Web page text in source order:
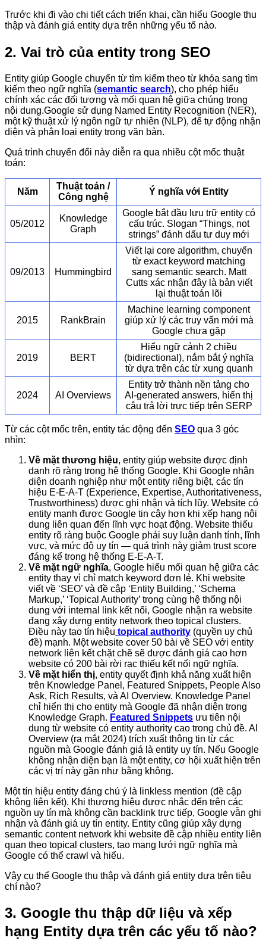
Trước khi đi vào chi tiết cách triển khai, cần hiểu Google thu
thập và đánh giá entity dựa trên những yếu tố nào.
2. Vai trò của entity trong SEO
Entity giúp Google chuyển từ tìm kiếm theo từ khóa sang tìm
kiếm theo ngữ nghĩa (semantic search), cho phép hiểu
chính xác các đối tượng và mối quan hệ giữa chúng trong
nội dung.Google sử dụng Named Entity Recognition (NER),
một kỹ thuật xử lý ngôn ngữ tự nhiên (NLP), để tự động nhận
diện và phân loại entity trong văn bản.
Quá trình chuyển đổi này diễn ra qua nhiều cột mốc thuật
toán:
Năm
Thuật toán /
Công nghệ
Ý nghĩa với Entity
05/2012
Knowledge
Graph
Google bắt đầu lưu trữ entity có
cấu trúc. Slogan “Things, not
strings” đánh dấu tư duy mới
09/2013 Hummingbird
Viết lại core algorithm, chuyển
từ exact keyword matching
sang semantic search. Matt
Cutts xác nhận đây là bản viết
lại thuật toán lõi
2015 RankBrain
Machine learning component
giúp xử lý các truy vấn mới mà
Google chưa gặp
2019 BERT
Hiểu ngữ cảnh 2 chiều
(bidirectional), nắm bắt ý nghĩa
từ dựa trên các từ xung quanh
2024 AI Overviews
Entity trở thành nền tảng cho
AI-generated answers, hiển thị
câu trả lời trực tiếp trên SERP
Từ các cột mốc trên, entity tác động đến SEO qua 3 góc
nhìn:
Về mặt thương hiệu, entity giúp website được định
danh rõ ràng trong hệ thống Google. Khi Google nhận
diện doanh nghiệp như một entity riêng biệt, các tín
hiệu E-E-A-T (Experience, Expertise, Authoritativeness,
Trustworthiness) được ghi nhận và tích lũy. Website có
entity mạnh được Google tin cậy hơn khi xếp hạng nội
dung liên quan đến lĩnh vực hoạt động. Website thiếu
entity rõ ràng buộc Google phải suy luận danh tính, lĩnh
vực, và mức độ uy tín — quá trình này giảm trust score
đáng kể trong hệ thống E-E-A-T.
Về mặt ngữ nghĩa, Google hiểu mối quan hệ giữa các
entity thay vì chỉ match keyword đơn lẻ. Khi website
viết về ‘SEO’ và đề cập ‘Entity Building,’ ‘Schema
Markup,’ ‘Topical Authority’ trong cùng hệ thống nội
dung với internal link kết nối, Google nhận ra website
đang xây dựng entity network theo topical clusters.
Điều này tạo tín hiệu topical authority (quyền uy chủ
đề) mạnh. Một website cover 50 bài về SEO với entity
network liên kết chặt chẽ sẽ được đánh giá cao hơn
website có 200 bài rời rạc thiếu kết nối ngữ nghĩa.
Về mặt hiển thị, entity quyết định khả năng xuất hiện
trên Knowledge Panel, Featured Snippets, People Also
Ask, Rich Results, và AI Overview. Knowledge Panel
chỉ hiển thị cho entity mà Google đã nhận diện trong
Knowledge Graph. Featured Snippets ưu tiên nội
dung từ website có entity authority cao trong chủ đề. AI
Overview (ra mắt 2024) trích xuất thông tin từ các
nguồn mà Google đánh giá là entity uy tín. Nếu Google
không nhận diện bạn là một entity, cơ hội xuất hiện trên
các vị trí này gần như bằng không.
Một tín hiệu entity đáng chú ý là linkless mention (đề cập
không liên kết). Khi thương hiệu được nhắc đến trên các
nguồn uy tín mà không cần backlink trực tiếp, Google vẫn ghi
nhận và đánh giá uy tín entity. Entity cũng giúp xây dựng
semantic content network khi website đề cập nhiều entity liên
quan theo topical clusters, tạo mạng lưới ngữ nghĩa mà
Google có thể crawl và hiểu.
Vậy cụ thể Google thu thập và đánh giá entity dựa trên tiêu
chí nào?
3. Google thu thập dữ liệu và xếp
hạng Entity dựa trên các yếu tố nào?